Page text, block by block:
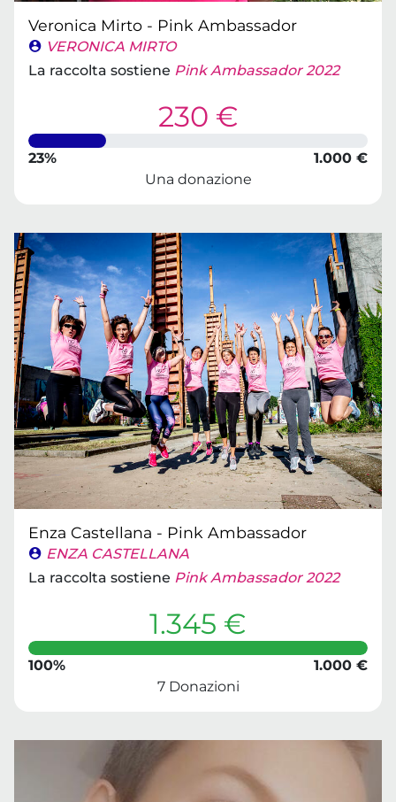
Veronica Mirto - Pink Ambassador
VERONICA MIRTO
La raccolta sostiene Pink Ambassador 2022
230 €
23%
1.000 €
Una donazione
Enza Castellana - Pink Ambassador
ENZA CASTELLANA
La raccolta sostiene Pink Ambassador 2022
1.345 €
100%
1.000 €
7 Donazioni